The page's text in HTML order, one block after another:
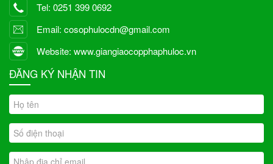
Tel: 0251 399 0692
Email: cosophulocdn@gmail.com
Website: www.giangiaocopphaphuloc.vn
ĐĂNG KÝ NHẬN TIN